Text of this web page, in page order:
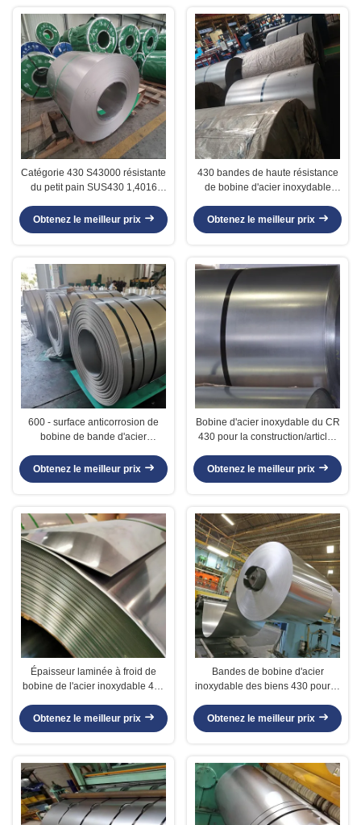
Catégorie 430 S43000 résistante
du petit pain SUS430 1,4016
fatigue thermique
Obtenez le meilleur prix
430 bandes de haute résistance
de bobine d'acier inoxydable
vaisselle
Obtenez le meilleur prix
600 - surface anticorrosion de
bobine de bande d'acier
1320mm
Obtenez le meilleur prix
Bobine d'acier inoxydable du CR
430 pour la construction/articles
1320mm
Obtenez le meilleur prix
Épaisseur laminée à froid de
bobine de l'acier inoxydable 430
5.0mm
Obtenez le meilleur prix
Bandes de bobine d'acier
inoxydable des biens 430 pour le
ASTM
Obtenez le meilleur prix